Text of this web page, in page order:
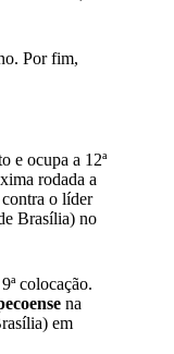
Por fim,
e ocupa a 12ª
rodada a
o líder
Brasília) no
colocação.
na
em